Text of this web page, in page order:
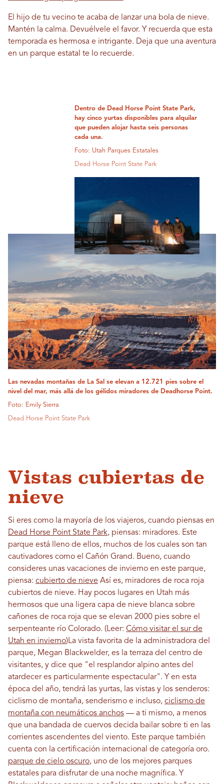
El hijo de tu vecino te acaba de lanzar una bola de nieve.
Mantén la calma. Devuélvele el favor. Y recuerda que esta
temporada es hermosa e intrigante. Deja que una aventura
en un parque estatal te lo recuerde.
Dentro de Dead Horse Point State Park,
hay cinco yurtas disponibles para alquilar
que pueden alojar hasta seis personas
cada una.
Foto: Utah Parques Estatales
Dead Horse Point State Park
Las nevadas montañas de La Sal se elevan a 12.721 pies sobre el
nivel del mar, más allá de los gélidos miradores de Deadhorse Point.
Foto: Emily Sierra
Dead Horse Point State Park
Vistas cubiertas de
nieve
Si eres como la mayoría de los viajeros, cuando piensas en
Dead Horse Point State Park, piensas: miradores. Este
parque está lleno de ellos, muchos de los cuales son tan
cautivadores como el Cañón Grand. Bueno, cuando
consideres unas vacaciones de invierno en este parque,
piensa: cubierto de nieve Así es, miradores de roca roja
cubiertos de nieve. Hay pocos lugares en Utah más
hermosos que una ligera capa de nieve blanca sobre
cañones de roca roja que se elevan 2000 pies sobre el
serpenteante río Colorado. (Leer: Cómo visitar el sur de
Utah en invierno)La vista favorita de la administradora del
parque, Megan Blackwelder, es la terraza del centro de
visitantes, y dice que "el resplandor alpino antes del
atardecer es particularmente espectacular". Y en esta
época del año, tendrá las yurtas, las vistas y los senderos:
ciclismo de montaña, senderismo e incluso, ciclismo de
montaña con neumáticos anchos — a ti mismo, a menos
que una bandada de cuervos decida bailar sobre ti en las
corrientes ascendentes del viento. Este parque también
cuenta con la certificación internacional de categoría oro.
parque de cielo oscuro, uno de los mejores parques
estatales para disfrutar de una noche magnífica. Y